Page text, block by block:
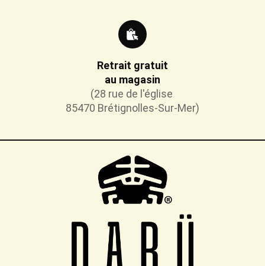
Retrait gratuit
au magasin
(28 rue de l'église
85470 Brétignolles-Sur-Mer)